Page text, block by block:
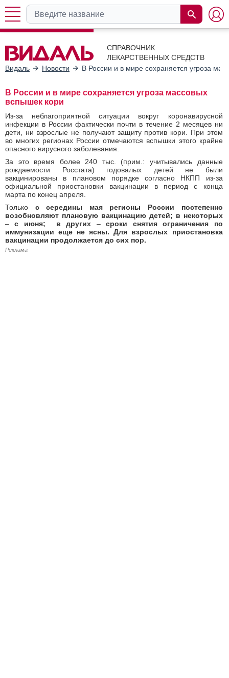
СПРАВОЧНИК
ЛЕКАРСТВЕННЫХ СРЕДСТВ
Видаль
Новости В России и в мире сохраняется угроза
В России и в мире сохраняется угроза массовых
вспышек кори
Из-за неблагоприятной ситуации вокруг коронавирусной
инфекции в России фактически почти в течение 2 месяцев ни
дети, ни взрослые не получают защиту против кори. При этом
во многих регионах России отмечаются вспышки этого крайне
опасного вирусного заболевания.
За это время более 240 тыс. (прим.: учитывались данные
рождаемости Росстата) годовалых детей не были
вакцинированы в плановом порядке согласно НКПП из-за
официальной приостановки вакцинации в период с конца
марта по конец апреля.
Только с середины мая регионы России постепенно
возобновляют плановую вакцинацию детей; в некоторых
–с июня; в других –сроки снятия ограничения по
иммунизации еще не ясны. Для взрослых приостановка
вакцинации продолжается до сих пор.
Реклама